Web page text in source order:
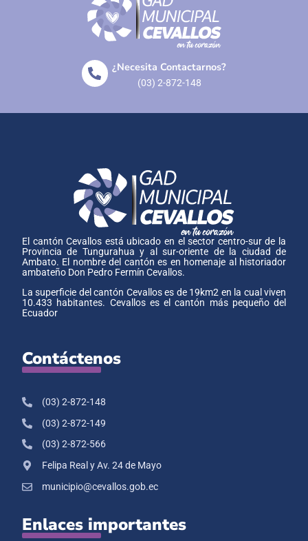
¿Necesita Contactarnos?
(03) 2-872-148
El cantón Cevallos está ubicado en el sector centro-sur de la
Provincia de Tungurahua y al sur-oriente de la ciudad de
Ambato. El nombre del cantón es en homenaje al historiador
ambateño Don Pedro Fermín Cevallos.
La superficie del cantón Cevallos es de 19km2 en la cual viven
10.433 habitantes. Cevallos es el cantón más pequeño del
Ecuador
Contáctenos
(03) 2-872-148
(03) 2-872-149
(03) 2-872-566
Felipa Real y Av. 24 de Mayo
municipio@cevallos.gob.ec
Enlaces importantes